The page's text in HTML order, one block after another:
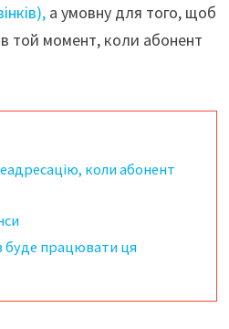
а умовну для того, щоб
той момент, коли абонент
коли абонент
буде працювати ця